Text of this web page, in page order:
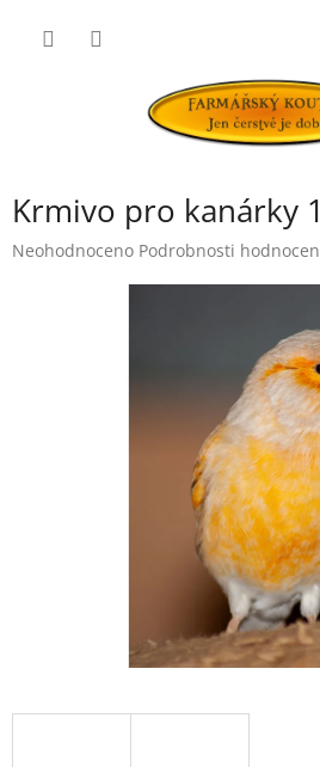
Krmivo pro kanárky
Průměrné
Neohodnoceno Podrobnosti